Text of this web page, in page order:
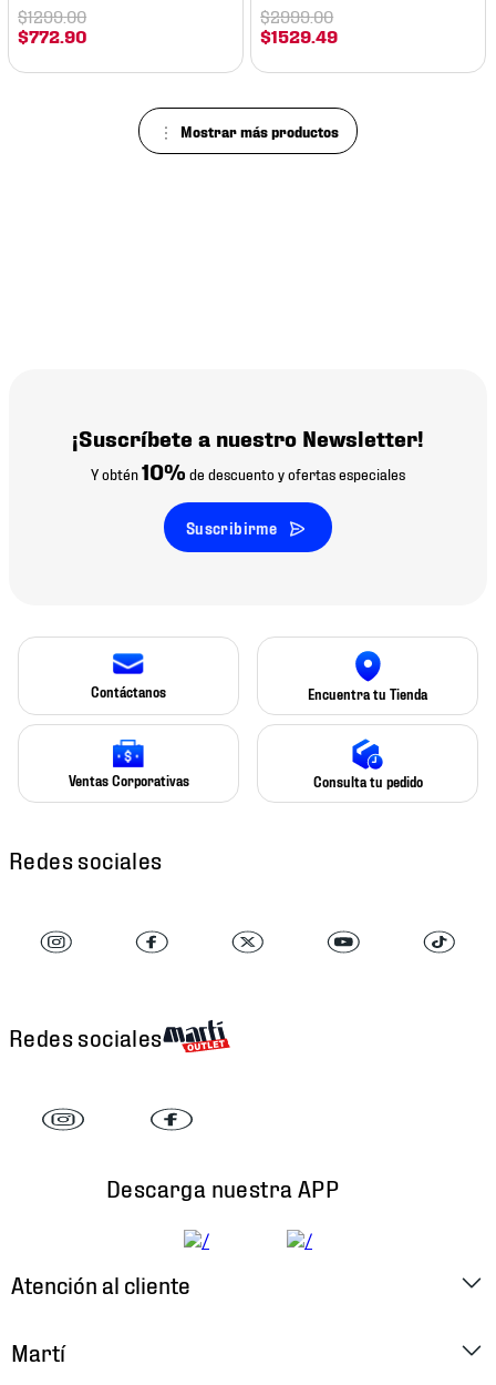
$772 .90
$1299.00
$1529 .49
$2999.00
¡Suscríbete a nuestro Newsletter!
Y obtén10% de descuento y ofertas especiales
Suscribirme
Contáctanos Encuentra tu Tienda
Ventas Corporativas Consulta tu pedido
Redes sociales
Redes sociales
Descarga nuestra APP
Atención al cliente
Martí